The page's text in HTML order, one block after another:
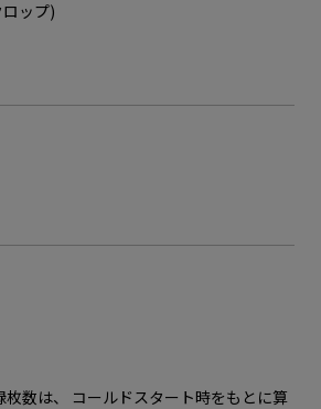
ップ)
数は、 コールドスタート時をもとに算